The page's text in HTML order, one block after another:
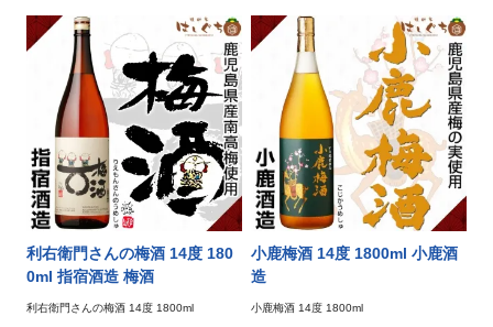
利右衛門さんの梅酒 14度 180
0ml 指宿酒造 梅酒
利右衛門さんの梅酒 14度 1800ml
小鹿梅酒 14度 1800ml 小鹿酒
造
小鹿梅酒 14度 1800ml